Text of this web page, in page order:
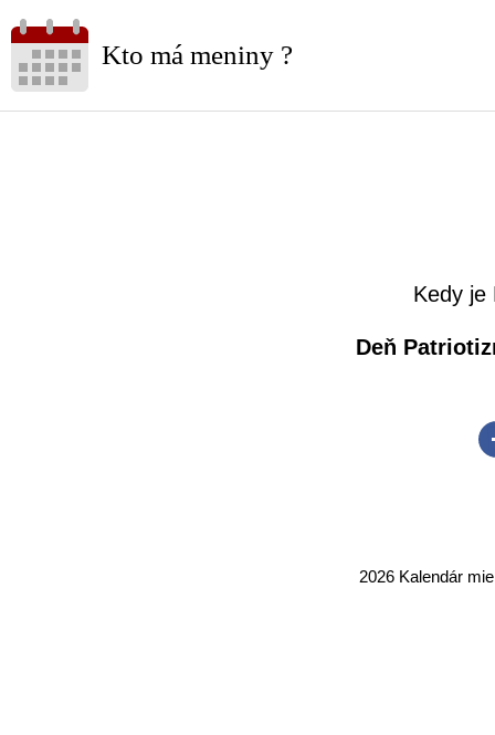
Kto má meniny ?
Kedy je
Deň
2026 Kalendár